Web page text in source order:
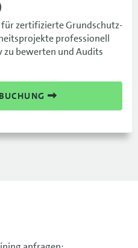
zertifizierte Grundschutz-
professionell
zu bewerten und Audits